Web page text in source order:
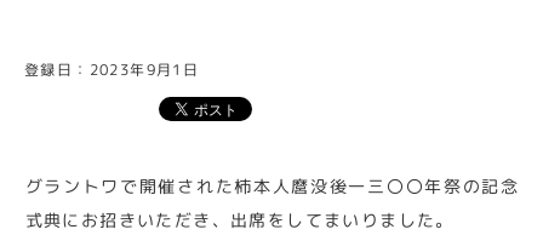
登録日：2023年9月1日
グラントワで開催された柿本人麿没後一三〇〇年祭の記念
式典にお招きいただき、出席をしてまいりました。